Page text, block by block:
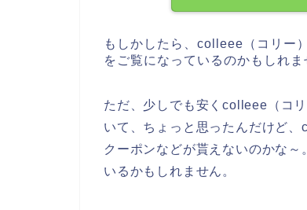
もしかしたら、colleee（コリー
をご覧になっているのかもしれま
ただ、少しでも安くcolleee（コ
いて、ちょっと思ったんだけど
クーポンなどが貰えないのかな
いるかもしれません。